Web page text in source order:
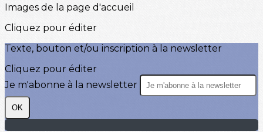
Images de la page d'accueil
Cliquez pour éditer
Texte, bouton et/ou inscription à la newsletter
Cliquez pour éditer
Je m'abonne à la newsletter
OK